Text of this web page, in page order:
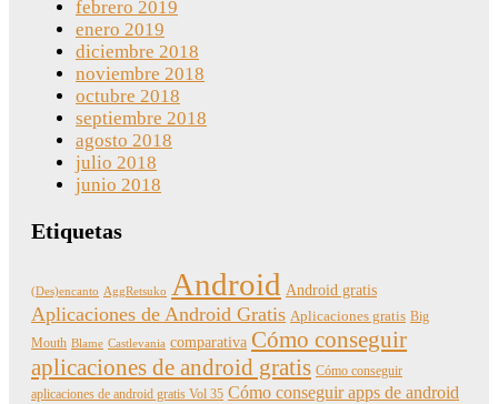
febrero 2019
enero 2019
diciembre 2018
noviembre 2018
octubre 2018
septiembre 2018
agosto 2018
julio 2018
junio 2018
Etiquetas
(Des)encanto AggRetsuko Android Android gratis
Aplicaciones de Android Gratis Aplicaciones gratis Big
Mouth Blame Castlevania comparativa Cómo conseguir
aplicaciones de android gratis Cómo conseguir
aplicaciones de android gratis Vol 35 Cómo conseguir apps de android